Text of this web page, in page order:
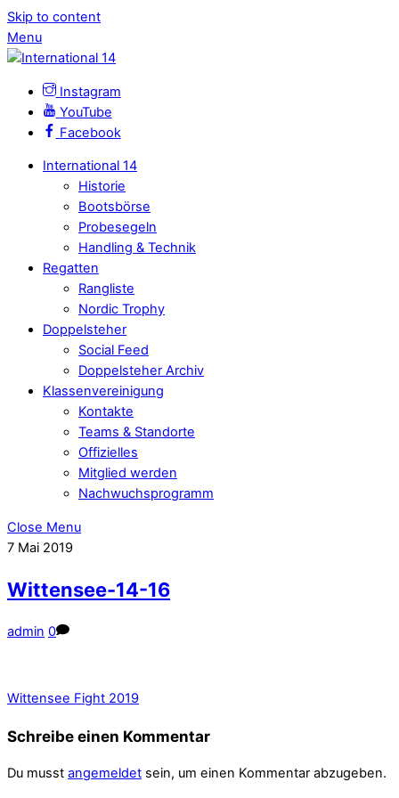
Skip to content
Menu
Instagram
YouTube
Facebook
International 14
Historie
Bootsbörse
Probesegeln
Handling & Technik
Regatten
Rangliste
Nordic Trophy
Doppelsteher
Social Feed
Doppelsteher Archiv
Klassenvereinigung
Kontakte
Teams & Standorte
Offizielles
Mitglied werden
Nachwuchsprogramm
Close Menu
7 Mai 2019
Wittensee-14-16
admin 0
Wittensee Fight 2019
Schreibe einen Kommentar
Du musst angemeldet sein, um einen Kommentar abzugeben.